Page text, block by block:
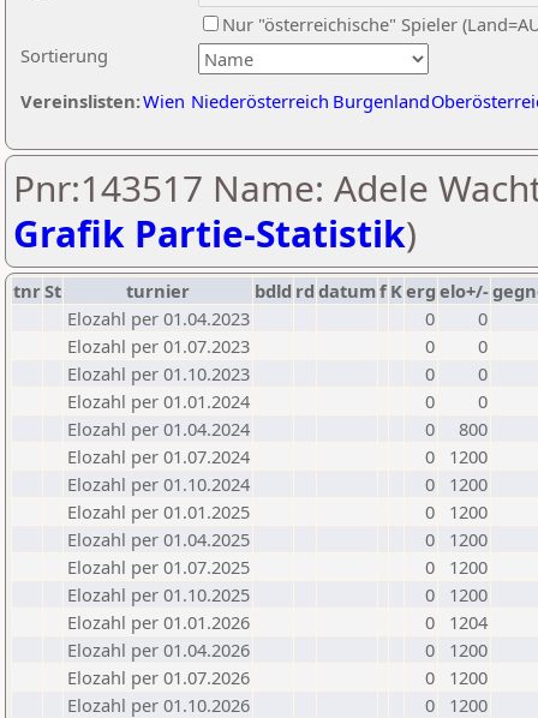
Sortierung
Nur "österreichische" Spieler
Vereinslisten:Wien Niederösterreich Burgenland
Pnr:143517 Name: Adele
Grafik Partie-Statistik)
tnrSt turnier bdld rd datumf Kerg elo+/-
Elozahl per 01.04.2023
0
0
Elozahl per 01.07.2023
0
0
Elozahl per 01.10.2023
0
0
Elozahl per 01.01.2024
0
0
Elozahl per 01.04.2024
0
800
Elozahl per 01.07.2024
0
1200
Elozahl per 01.10.2024
0
1200
Elozahl per 01.01.2025
0
1200
Elozahl per 01.04.2025
0
1200
Elozahl per 01.07.2025
0
1200
Elozahl per 01.10.2025
0
1200
Elozahl per 01.01.2026
0
1204
Elozahl per 01.04.2026
0
1200
Elozahl per 01.07.2026
0
1200
Elozahl per 01.10.2026
0 1200